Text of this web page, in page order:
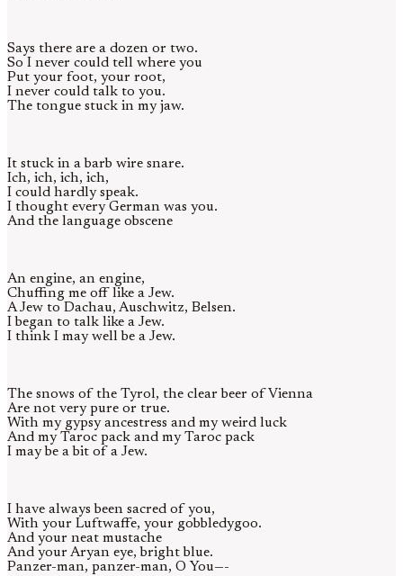
Says there are a dozen or two.
So I never could tell where you
Put your foot, your root,
I never could talk to you.
The tongue stuck in my jaw.
It stuck in a barb wire snare.
Ich, ich, ich, ich,
I could hardly speak.
I thought every German was you.
And the language obscene
An engine, an engine,
Chuffing me off like a Jew.
A Jew to Dachau, Auschwitz, Belsen.
I began to talk like a Jew.
I think I may well be a Jew.
The snows of the Tyrol, the clear beer of Vienna
Are not very pure or true.
With my gypsy ancestress and my weird luck
And my Taroc pack and my Taroc pack
I may be a bit of a Jew.
I have always been sacred of you,
With your Luftwaffe, your gobbledygoo.
And your neat mustache
And your Aryan eye, bright blue.
Panzer-man, panzer-man, O You—-